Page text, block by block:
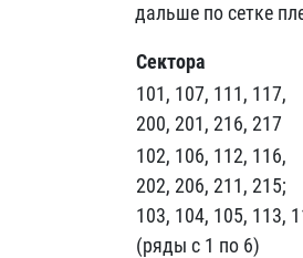
дальше по сетке
Сектора
101, 107, 111, 117,
200, 201, 216, 217
102, 106, 112, 116,
202, 206, 211, 215;
103, 104, 105, 113,
(ряды с 1 по 6)